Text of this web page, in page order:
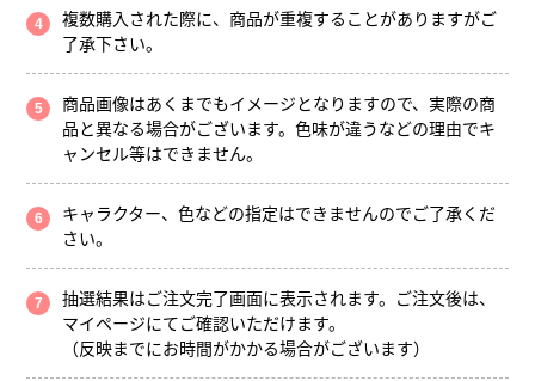
複数購入された際に、商品が重複することがありますがご
了承下さい。
商品画像はあくまでもイメージとなりますので、実際の商
品と異なる場合がございます。色味が違うなどの理由でキ
ャンセル等はできません。
キャラクター、色などの指定はできませんのでご了承くだ
さい。
抽選結果はご注文完了画面に表示されます。ご注文後は、
マイページにてご確認いただけます。
（反映までにお時間がかかる場合がございます）